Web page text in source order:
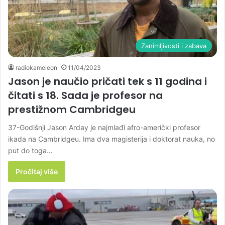
Zanimljivosti i zabava
radiokameleon 11/04/2023
Jason je naučio pričati tek s 11 godina i
čitati s 18. Sada je profesor na
prestižnom Cambridgeu
37-Godišnji Jason Arday je najmlađi afro-američki profesor
ikada na Cambridgeu. Ima dva magisterija i doktorat nauka, no
put do toga…
Pročitaj više